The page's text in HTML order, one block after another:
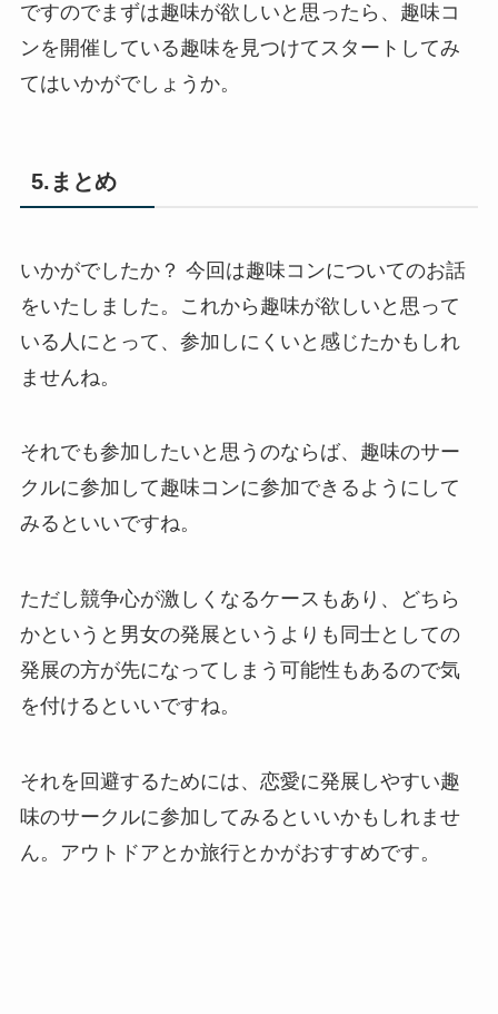
ですのでまずは趣味が欲しいと思ったら、趣味コ
ンを開催している趣味を見つけてスタートしてみ
てはいかがでしょうか。
5.まとめ
いかがでしたか？ 今回は趣味コンについてのお話
をいたしました。これから趣味が欲しいと思って
いる人にとって、参加しにくいと感じたかもしれ
ませんね。
それでも参加したいと思うのならば、趣味のサー
クルに参加して趣味コンに参加できるようにして
みるといいですね。
ただし競争心が激しくなるケースもあり、どちら
かというと男女の発展というよりも同士としての
発展の方が先になってしまう可能性もあるので気
を付けるといいですね。
それを回避するためには、恋愛に発展しやすい趣
味のサークルに参加してみるといいかもしれませ
ん。アウトドアとか旅行とかがおすすめです。